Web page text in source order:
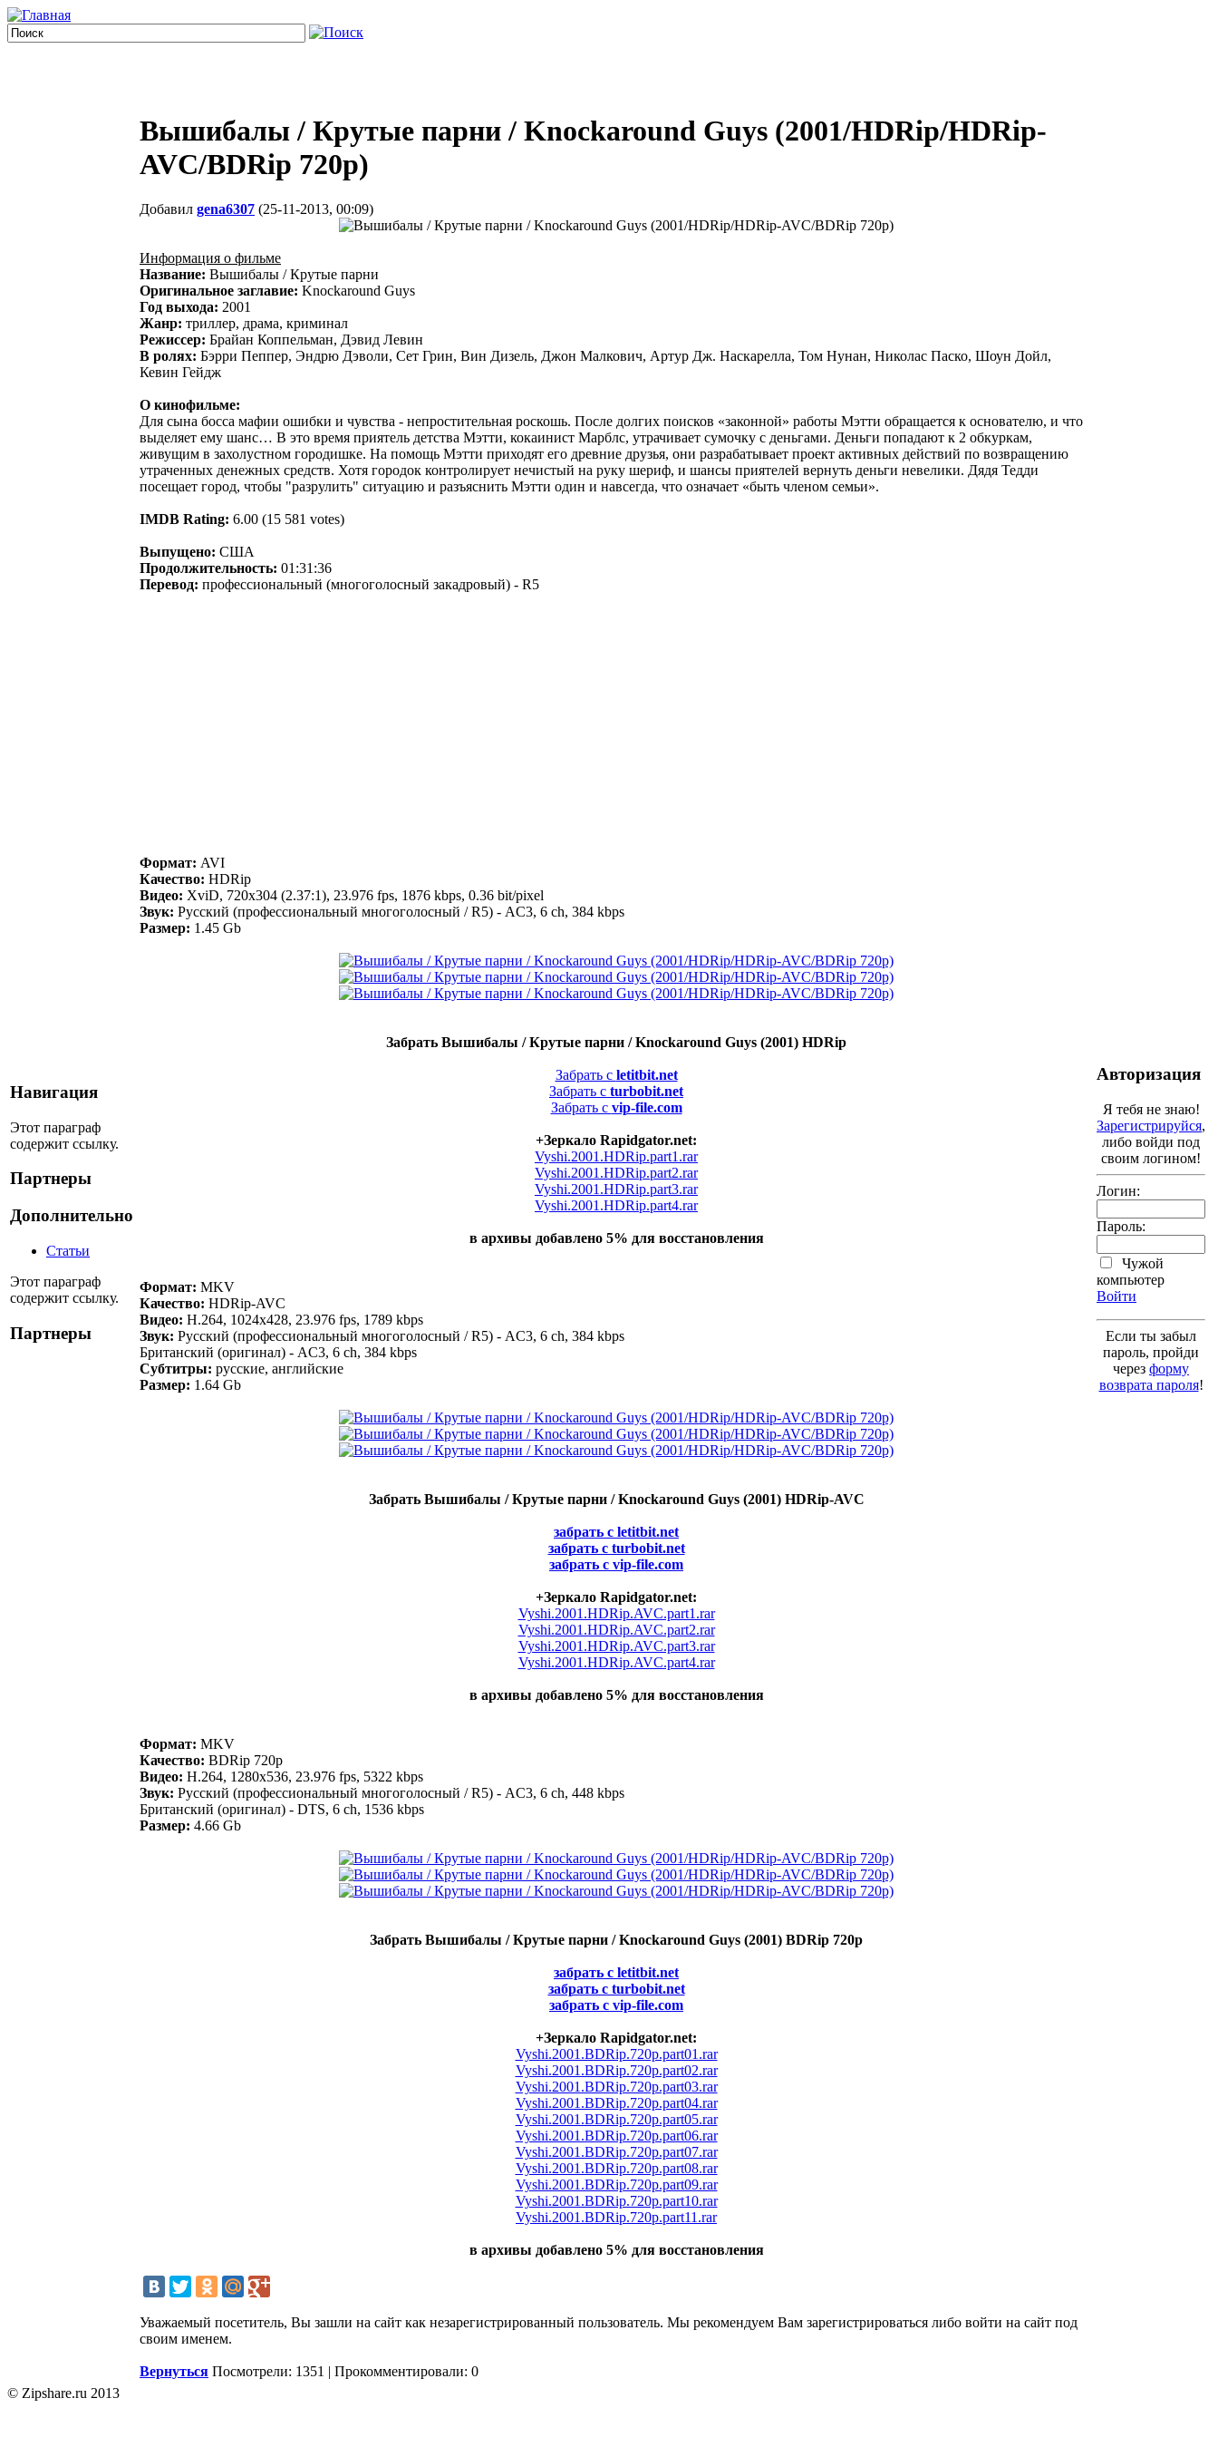
Навигация
Этот параграф
содержит ссылку.
Партнеры
Дополнительно
Статьи
Этот параграф
содержит ссылку.
Партнеры
Вышибалы / Крутые парни / Knockaround Guys (2001/HDRip/HDRip-
AVC/BDRip 720p)
Добавил gena6307 (25-11-2013, 00:09)
Информация о фильме
Название: Вышибалы / Крутые парни
Оригинальное заглавие: Knockaround Guys
Год выхода: 2001
Жанр: триллер, драма, криминал
Режиссер: Брайан Коппельман, Дэвид Левин
В ролях: Бэрри Пеппер, Эндрю Дэволи, Сет Грин, Вин Дизель, Джон Малкович, Артур Дж. Наскарелла, Том Нунан, Николас Паско, Шоун Дойл,
Кевин Гейдж
О кинофильме:
Для сына босса мафии ошибки и чувства - непростительная роскошь. После долгих поисков «законной» работы Мэтти обращается к основателю, и что
выделяет ему шанс… В это время приятель детства Мэтти, кокаинист Марблс, утрачивает сумочку с деньгами. Деньги попадают к 2 обкуркам,
живущим в захолустном городишке. На помощь Мэтти приходят его древние друзья, они разрабатывает проект активных действий по возвращению
утраченных денежных средств. Хотя городок контролирует нечистый на руку шериф, и шансы приятелей вернуть деньги невелики. Дядя Тедди
посещает город, чтобы "разрулить" ситуацию и разъяснить Мэтти один и навсегда, что означает «быть членом семьи».
IMDB Rating: 6.00 (15 581 votes)
Выпущено: США
Продолжительность: 01:31:36
Перевод: профессиональный (многоголосный закадровый) - R5
Формат: AVI
Качество: HDRip
Видео: XviD, 720x304 (2.37:1), 23.976 fps, 1876 kbps, 0.36 bit/pixel
Звук: Русский (профессиональный многоголосный / R5) - AC3, 6 ch, 384 kbps
Размер: 1.45 Gb
Забрать Вышибалы / Крутые парни / Knockaround Guys (2001) HDRip
Забрать с letitbit.net
Забрать с turbobit.net
Забрать с vip-file.com
+Зеркало Rapidgator.net:
Vyshi.2001.HDRip.part1.rar
Vyshi.2001.HDRip.part2.rar
Vyshi.2001.HDRip.part3.rar
Vyshi.2001.HDRip.part4.rar
в архивы добавлено 5% для восстановления
Формат: MKV
Качество: HDRip-AVC
Видео: H.264, 1024x428, 23.976 fps, 1789 kbps
Звук: Русский (профессиональный многоголосный / R5) - AC3, 6 ch, 384 kbps
Британский (оригинал) - AC3, 6 ch, 384 kbps
Субтитры: русские, английские
Размер: 1.64 Gb
Забрать Вышибалы / Крутые парни / Knockaround Guys (2001) HDRip-AVC
забрать с letitbit.net
забрать с turbobit.net
забрать с vip-file.com
+Зеркало Rapidgator.net:
Vyshi.2001.HDRip.AVC.part1.rar
Vyshi.2001.HDRip.AVC.part2.rar
Vyshi.2001.HDRip.AVC.part3.rar
Vyshi.2001.HDRip.AVC.part4.rar
в архивы добавлено 5% для восстановления
Формат: MKV
Качество: BDRip 720p
Видео: H.264, 1280x536, 23.976 fps, 5322 kbps
Звук: Русский (профессиональный многоголосный / R5) - AC3, 6 ch, 448 kbps
Британский (оригинал) - DTS, 6 ch, 1536 kbps
Размер: 4.66 Gb
Забрать Вышибалы / Крутые парни / Knockaround Guys (2001) BDRip 720p
забрать с letitbit.net
забрать с turbobit.net
забрать с vip-file.com
+Зеркало Rapidgator.net:
Vyshi.2001.BDRip.720p.part01.rar
Vyshi.2001.BDRip.720p.part02.rar
Vyshi.2001.BDRip.720p.part03.rar
Vyshi.2001.BDRip.720p.part04.rar
Vyshi.2001.BDRip.720p.part05.rar
Vyshi.2001.BDRip.720p.part06.rar
Vyshi.2001.BDRip.720p.part07.rar
Vyshi.2001.BDRip.720p.part08.rar
Vyshi.2001.BDRip.720p.part09.rar
Vyshi.2001.BDRip.720p.part10.rar
Vyshi.2001.BDRip.720p.part11.rar
в архивы добавлено 5% для восстановления
Уважаемый посетитель, Вы зашли на сайт как незарегистрированный пользователь. Мы рекомендуем Вам зарегистрироваться либо войти на сайт под
своим именем.
Вернуться Посмотрели: 1351 | Прокомментировали: 0
Авторизация
Я тебя не знаю!
Зарегистрируйся,
либо войди под
своим логином!
Логин:
Пароль:
Чужой
компьютер
Войти
Если ты забыл
пароль, пройди
через форму
возврата пароля!
© Zipshare.ru 2013